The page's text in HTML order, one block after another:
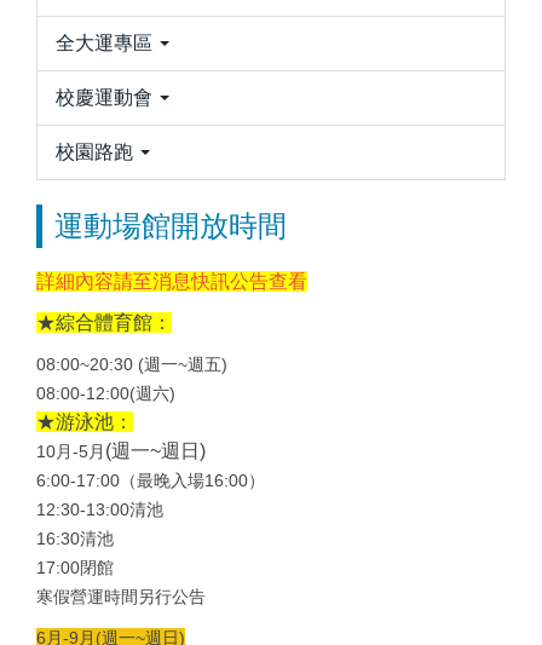
全大運專區
校慶運動會
校園路跑
運動場館開放時間
詳細內容請至消息快訊公告查看
★綜合體育館：
08:00~20:30 (週一~週五)
08:00-12:00(週六)
★游泳池：
10月-5月 (週一~週日)
6:00-17:00（最晚入場16:00）
12:30-13:00清池
16:30清池
17:00閉館
寒假營運時間另行公告
6月-9月(週一~週日)